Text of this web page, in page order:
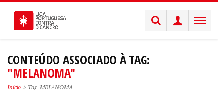
CONTEÚDO ASSOCIADO À TAG:
"MELANOMA"
Início Tag 'MELANOMA'